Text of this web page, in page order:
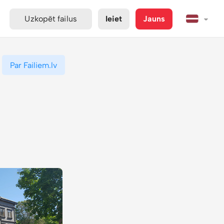
Uzkopēt failus Ieiet Jauns
Par Failiem.lv